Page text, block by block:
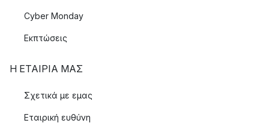
Cyber Monday
Εκπτώσεις
Η ΕΤΑΊΡΙΑ ΜΑΣ
Σχετικά με εμας
Εταιρική ευθύνη